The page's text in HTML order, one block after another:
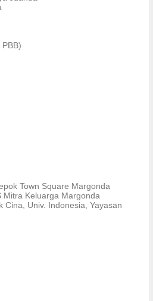
Town Square Margonda
Mitra Keluarga Margonda
Cina, Univ. Indonesia, Yayasan